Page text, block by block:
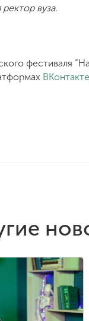
вуза.
фестиваля
ВКонтакте